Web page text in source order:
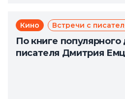
Кино Встречи с
По книге популярного
писателя Дмитрия